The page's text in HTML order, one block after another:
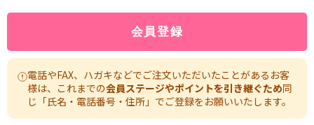
電話やFAX、ハガキなどでご注文いただいたことがあるお客
様は、これまでの会員ステージやポイントを引き継ぐため同
じ「氏名・電話番号・住所」でご登録をお願いいたします。